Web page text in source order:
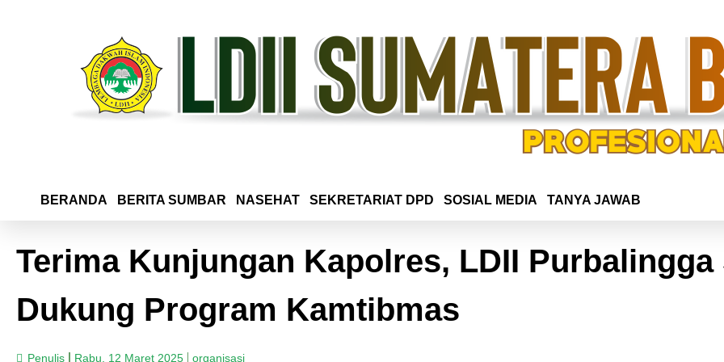
BERANDA BERITA SUMBAR NASEHAT SEKRETARIAT DPD SOSIAL MEDIA TANYA JAWAB
Terima Kunjungan Kapolres, LDII Purbalingga
Dukung Program Kamtibmas
Penulis Rabu, 12 Maret 2025 organisasi